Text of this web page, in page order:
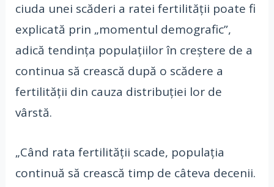
ciuda unei scăderi a ratei fertilității poate fi
explicată prin „momentul demografic”,
adică tendința populațiilor în creștere de a
continua să crească după o scădere a
fertilității din cauza distribuției lor de
vârstă.
„Când rata fertilității scade, populația
continuă să crească timp de câteva decenii.